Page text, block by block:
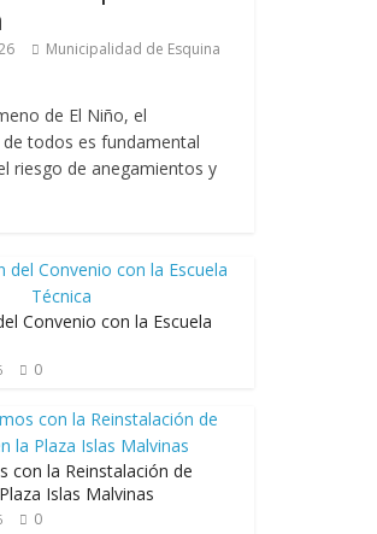
Municipalidad de Esquina
de El Niño, el
todos es fundamental
riesgo de anegamientos y
Convenio con la Escuela
0
con la Reinstalación de
Islas Malvinas
0